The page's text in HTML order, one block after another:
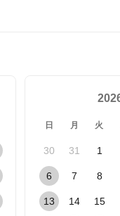
日 月 火
30 31 1
6 7 8
13 14 15